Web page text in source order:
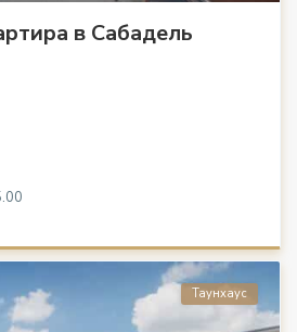
в Сабадель
Таунхаус